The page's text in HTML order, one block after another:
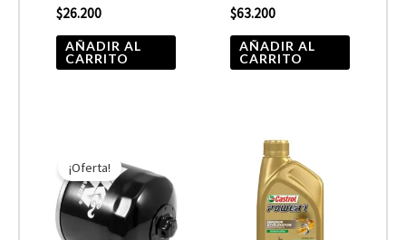
$26.200
AÑADIR AL
CARRITO
$63.200
AÑADIR AL
CARRITO
¡Oferta!original
era:
$10.890.
actual
es:
$5.445.